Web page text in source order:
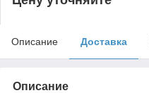
Описание Доставка
Описание